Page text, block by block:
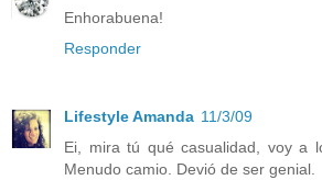
Enhorabuena!
Responder
Lifestyle Amanda 11/3/09
Ei, mira tú qué casualidad, voy a
Menudo camio. Devió de ser genial.